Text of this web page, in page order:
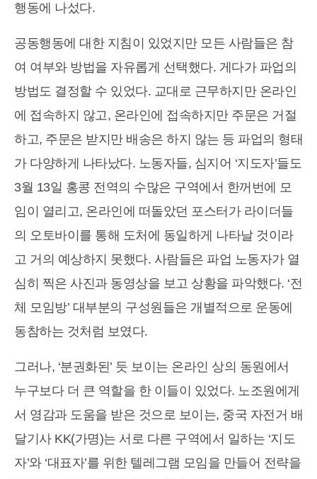
행동에 나섰다.
공동행동에 대한 지침이 있었지만 모든 사람들은 참
여 여부와 방법을 자유롭게 선택했다. 게다가 파업의
방법도 결정할 수 있었다. 교대로 근무하지만 온라인
에 접속하지 않고, 온라인에 접속하지만 주문은 거절
하고, 주문은 받지만 배송은 하지 않는 등 파업의 형태
가 다양하게 나타났다. 노동자들, 심지어 ‘지도자’들도
3월 13일 홍콩 전역의 수많은 구역에서 한꺼번에 모
임이 열리고, 온라인에 떠돌았던 포스터가 라이더들
의 오토바이를 통해 도처에 동일하게 나타날 것이라
고 거의 예상하지 못했다. 사람들은 파업 노동자가 열
심히 찍은 사진과 동영상을 보고 상황을 파악했다. ‘전
체 모임방’ 대부분의 구성원들은 개별적으로 운동에
동참하는 것처럼 보였다.
그러나, ‘분권화된’ 듯 보이는 온라인 상의 동원에서
누구보다 더 큰 역할을 한 이들이 있었다. 노조원에게
서 영감과 도움을 받은 것으로 보이는, 중국 자전거 배
달기사 KK(가명)는 서로 다른 구역에서 일하는 ‘지도
자’와 ‘대표자’를 위한 텔레그램 모임을 만들어 전략을